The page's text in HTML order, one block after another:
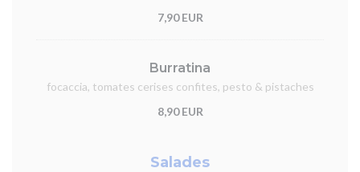
7,90 EUR
Burratina
focaccia, tomates cerises confites, pesto & pistaches
8,90 EUR
Salades